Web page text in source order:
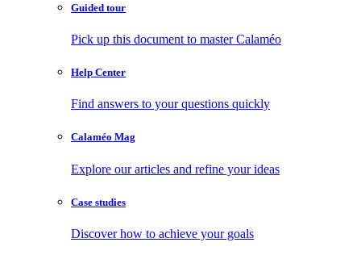
Guided tour
Pick up this document to master Calaméo
Help Center
Find answers to your questions quickly
Calaméo Mag
Explore our articles and refine your ideas
Case studies
Discover how to achieve your goals